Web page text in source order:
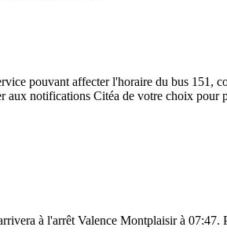
pouvant affecter l'horaire du bus 151,
aux notifications Citéa de votre choix
à l'arrêt Valence Montplaisir à